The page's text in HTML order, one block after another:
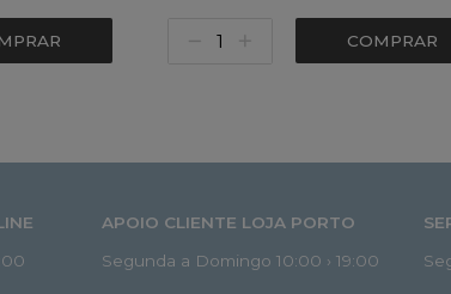
COMPRAR
APOIO CLIENTE LOJA PORTO
Segunda a Domingo 10:00 › 19:00